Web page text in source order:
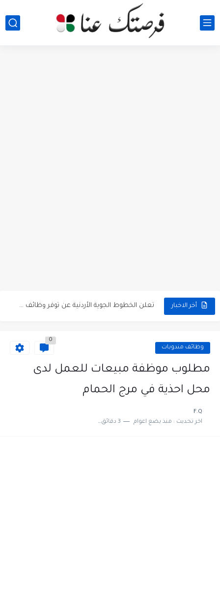
أخر الاخبار تعلن الخطوط الجوية الأردنية عن توفر وظائف شاغرة لمضيفي طيران
مطلوب عامل نظافة عدد 2 بدوام كامل او جزئي في... وظائف مندوبات
0
مطلوب موظفة مبيعات للعمل لدى
محل احذية في مرج الحمام
F.Q
اخر تحديث : منذ بضع اعوام 3 دقائق للقراءة